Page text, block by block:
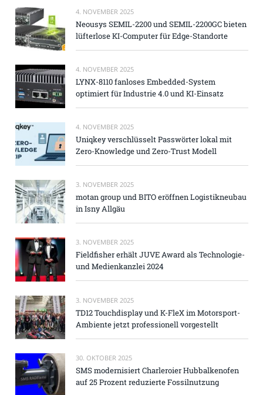
4. NOVEMBER 2025
Neousys SEMIL-2200 und SEMIL-2200GC bieten
lüfterlose KI-Computer für Edge-Standorte
4. NOVEMBER 2025
LYNX-8110 fanloses Embedded-System
optimiert für Industrie 4.0 und KI-Einsatz
4. NOVEMBER 2025
Uniqkey verschlüsselt Passwörter lokal mit
Zero-Knowledge und Zero-Trust Modell
3. NOVEMBER 2025
motan group und BITO eröffnen Logistikneubau
in Isny Allgäu
3. NOVEMBER 2025
Fieldfisher erhält JUVE Award als Technologie-
und Medienkanzlei 2024
3. NOVEMBER 2025
TD12 Touchdisplay und K-FleX im Motorsport-
Ambiente jetzt professionell vorgestellt
30. OKTOBER 2025
SMS modernisiert Charleroier Hubbalkenofen
auf 25 Prozent reduzierte Fossilnutzung